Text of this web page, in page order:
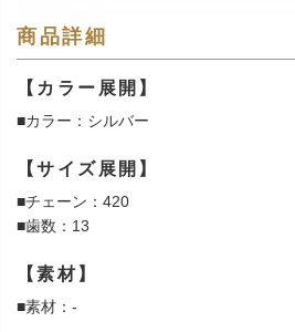
商品詳細
【カラー展開】
■カラー：シルバー
【サイズ展開】
■チェーン：420
■歯数：13
【素材】
■素材：-